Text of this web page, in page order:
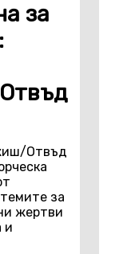
за
Отвъд
за
жертви
и